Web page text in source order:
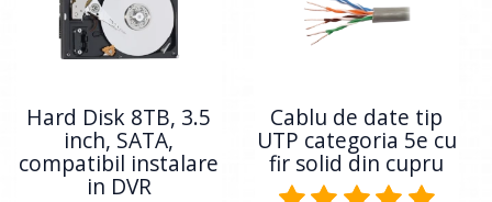
Hard Disk 8TB, 3.5
inch, SATA,
compatibil instalare
in DVR
Cablu de date tip
UTP categoria 5e cu
fir solid din cupru